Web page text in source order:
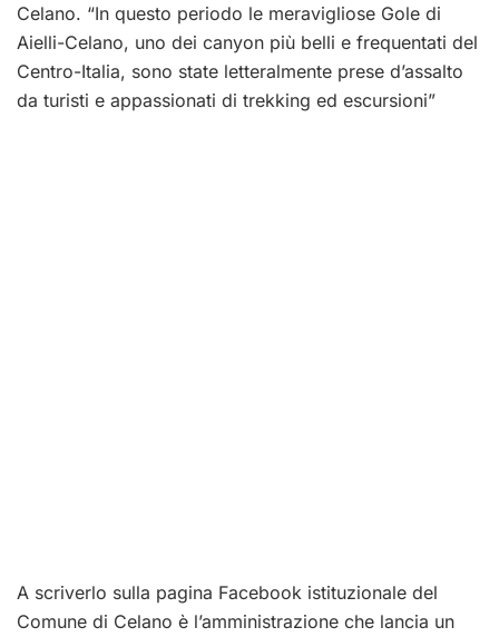
Celano. “In questo periodo le meravigliose Gole di
Aielli-Celano, uno dei canyon più belli e frequentati del
Centro-Italia, sono state letteralmente prese d’assalto
da turisti e appassionati di trekking ed escursioni”
A scriverlo sulla pagina Facebook istituzionale del
Comune di Celano è l’amministrazione che lancia un